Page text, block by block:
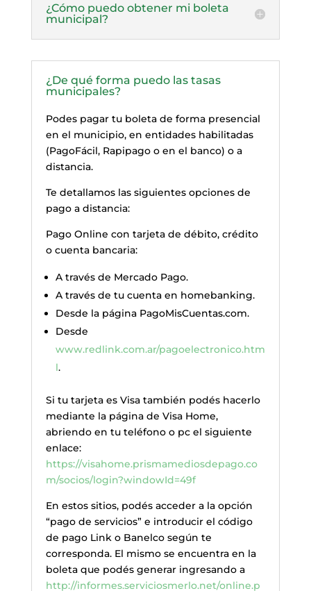
¿Cómo puedo obtener mi boleta
municipal?
¿De qué forma puedo las tasas
municipales?
Podes pagar tu boleta de forma presencial
en el municipio, en entidades habilitadas
(PagoFácil, Rapipago o en el banco) o a
distancia.
Te detallamos las siguientes opciones de
pago a distancia:
Pago Online con tarjeta de débito, crédito
o cuenta bancaria:
A través de Mercado Pago.
A través de tu cuenta en homebanking.
Desde la página PagoMisCuentas.com.
Desde
www.redlink.com.ar/pagoelectronico.htm
l.
Si tu tarjeta es Visa también podés hacerlo
mediante la página de Visa Home,
abriendo en tu teléfono o pc el siguiente
enlace:
https://visahome.prismamediosdepago.co
m/socios/login?windowId=49f
En estos sitios, podés acceder a la opción
“pago de servicios” e introducir el código
de pago Link o Banelco según te
corresponda. El mismo se encuentra en la
boleta que podés generar ingresando a
http://informes.serviciosmerlo.net/online.p